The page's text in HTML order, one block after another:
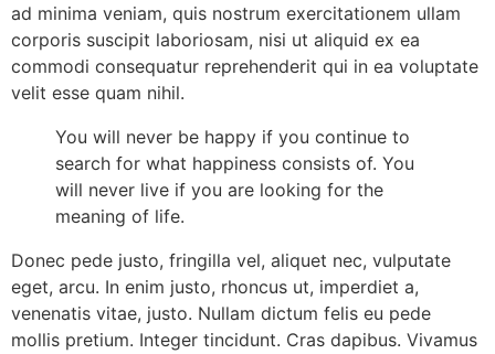
ad minima veniam, quis nostrum exercitationem ullam
corporis suscipit laboriosam, nisi ut aliquid ex ea
commodi consequatur reprehenderit qui in ea voluptate
velit esse quam nihil.
You will never be happy if you continue to
search for what happiness consists of. You
will never live if you are looking for the
meaning of life.
Donec pede justo, fringilla vel, aliquet nec, vulputate
eget, arcu. In enim justo, rhoncus ut, imperdiet a,
venenatis vitae, justo. Nullam dictum felis eu pede
mollis pretium. Integer tincidunt. Cras dapibus. Vivamus